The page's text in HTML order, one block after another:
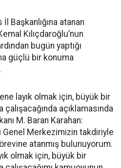
Başkanlığına atanan
Kılıçdaroğlu’nun
bugün yaptığı
güçlü bir konuma
layık olmak için, büyük bir
açıklamasında
M. Baran Karahan:
Genel Merkezimizin takdiriyle
atanmış bulunuyorum.
olmak için, büyük bir